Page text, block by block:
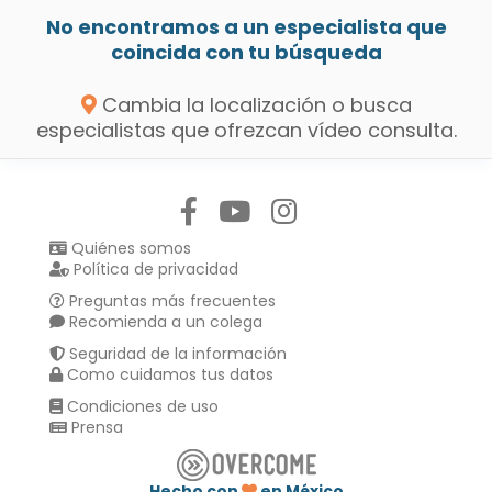
No encontramos a un especialista que
coincida con tu búsqueda
Cambia la localización o busca
especialistas que ofrezcan vídeo consulta.
Quiénes somos
Política de privacidad
Preguntas más frecuentes
Recomienda a un colega
Seguridad de la información
Como cuidamos tus datos
Condiciones de uso
Prensa